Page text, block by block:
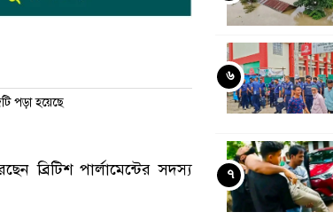
পড়া হয়েছে
ব্রিটিশ পার্লামেন্টের সদস্য
৬
৭